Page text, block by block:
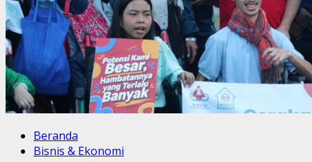
Beranda
Bisnis & Ekonomi